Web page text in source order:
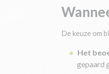
De keuze om
Het
gepaard